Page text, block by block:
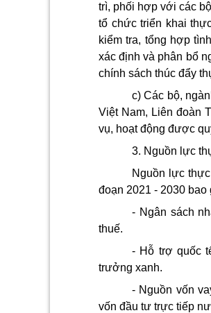
trì, phối hợp với các
tổ chức triển khai
kiểm tra, tổng hợp
xác định và phân bổ
chính sách thúc đẩy
c) Các bộ,
Việt Nam, Liên đoàn
vụ, hoạt động được
3. Nguồn lực
Nguồn lực
đoạn 2021 - 2030 bao
- Ngân sách
thuế.
- Hỗ trợ quốc
trưởng xanh.
- Nguồn vốn
vốn đầu tư trực tiếp